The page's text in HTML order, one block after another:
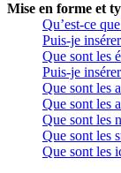
Mise en forme et
Qu’est-ce
Puis-je
Que sont les
Puis-je
Que sont les
Que sont les
Que sont les
Que sont les
Que sont les